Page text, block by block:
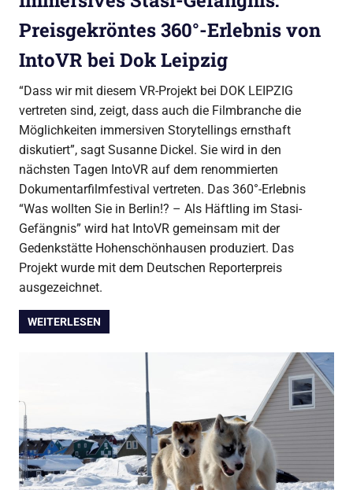
Preisgekröntes 360°-Erlebnis von
IntoVR bei Dok Leipzig
“Dass wir mit diesem VR-Projekt bei DOK LEIPZIG
vertreten sind, zeigt, dass auch die Filmbranche die
Möglichkeiten immersiven Storytellings ernsthaft
diskutiert”, sagt Susanne Dickel. Sie wird in den
nächsten Tagen IntoVR auf dem renommierten
Dokumentarfilmfestival vertreten. Das 360°-Erlebnis
“Was wollten Sie in Berlin!? – Als Häftling im Stasi-
Gefängnis” wird hat IntoVR gemeinsam mit der
Gedenkstätte Hohenschönhausen produziert. Das
Projekt wurde mit dem Deutschen Reporterpreis
ausgezeichnet.
WEITERLESEN